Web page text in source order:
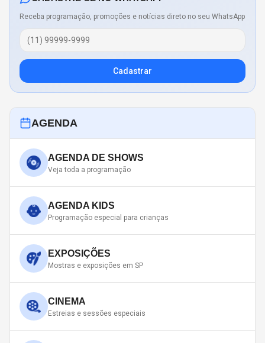
Receba programação, promoções e notícias direto no seu WhatsApp
Cadastrar
AGENDA
AGENDA DE SHOWS
Veja toda a programação
AGENDA KIDS
Programação especial para crianças
EXPOSIÇÕES
Mostras e exposições em SP
CINEMA
Estreias e sessões especiais